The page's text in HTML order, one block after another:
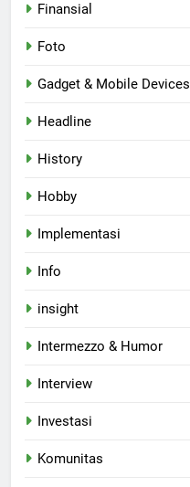
Finansial
Foto
Gadget & Mobile Devices
Headline
History
Hobby
Implementasi
Info
insight
Intermezzo & Humor
Interview
Investasi
Komunitas